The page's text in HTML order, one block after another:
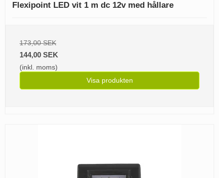
Flexipoint LED vit 1 m dc 12v med hållare
173,00 SEK
144,00 SEK
(inkl. moms)
Visa produkten